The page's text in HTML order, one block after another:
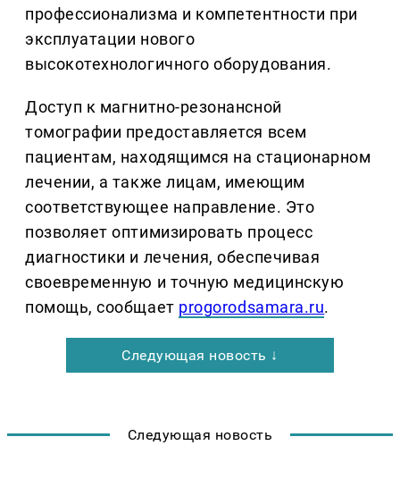
профессионализма и компетентности при
эксплуатации нового
высокотехнологичного оборудования.
Доступ к магнитно-резонансной
томографии предоставляется всем
пациентам, находящимся на стационарном
лечении, а также лицам, имеющим
соответствующее направление. Это
позволяет оптимизировать процесс
диагностики и лечения, обеспечивая
своевременную и точную медицинскую
помощь, сообщает progorodsamara.ru.
Следующая новость ↓
Следующая новость